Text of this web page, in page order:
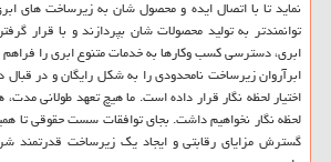
نماید تا با اتصال ایده و محصول شان به زیرساخت های
توانمندتر به تولید محصولات شان بپردازند و با قرار
ابری، دسترسی کسب وکارها به خدمات متنوع ابری را
ابرآروان زیرساخت نامحدودی را به شکل رایگان و در
اختیار لحظه نگار قرار داده است. ما هیچ تعهد طولانی
لحظه نگار نخواهیم داشت. بجای توافقات سست حقوقی تا
گسترش مزایای رقابتی و ایجاد یک زیرساخت قدرتمند